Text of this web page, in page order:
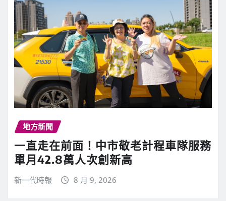
地方新聞
一直走在前面！中市敬老計程車隊服務
單月42.8萬人次創新高
新一代時報 8 月 9, 2026